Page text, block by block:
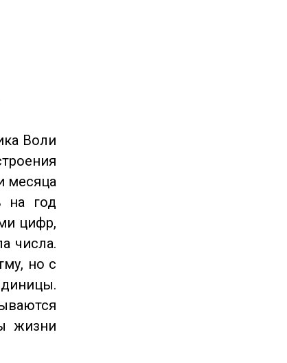
Воли
месяца
на год
цифр,
числа.
но с
жизни